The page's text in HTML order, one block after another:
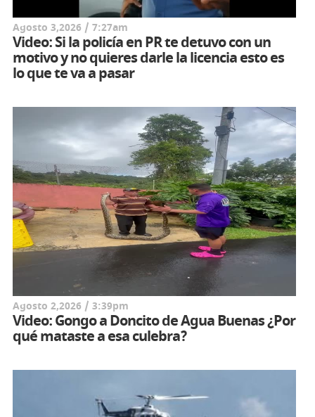
Agosto 3,2026 / 7:27am
Video: Si la policía en PR te detuvo con un
motivo y no quieres darle la licencia esto es
lo que te va a pasar
Agosto 2,2026 / 3:39pm
Video: Gongo a Doncito de Agua Buenas ¿Por
qué mataste a esa culebra?